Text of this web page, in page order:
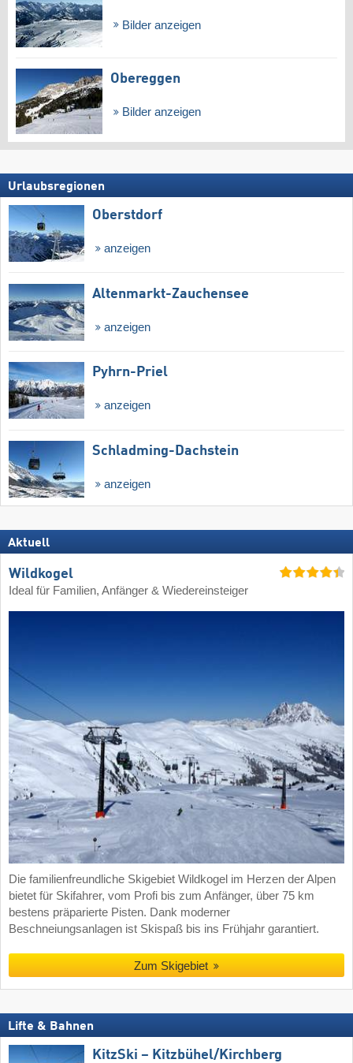
Bilder anzeigen
Obereggen
Bilder anzeigen
Urlaubsregionen
Oberstdorf
anzeigen
Altenmarkt-Zauchensee
anzeigen
Pyhrn-Priel
anzeigen
Schladming-Dachstein
anzeigen
Aktuell
Wildkogel
Ideal für Familien, Anfänger & Wiedereinsteiger
Die familienfreundliche Skigebiet Wildkogel im Herzen der Alpen
bietet für Skifahrer, vom Profi bis zum Anfänger, über 75 km
bestens präparierte Pisten. Dank moderner
Beschneiungsanlagen ist Skispaß bis ins Frühjahr garantiert.
Zum Skigebiet
Lifte & Bahnen
KitzSki – Kitzbühel/​Kirchberg